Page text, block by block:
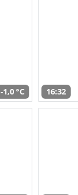
-1,0 °C 16:32